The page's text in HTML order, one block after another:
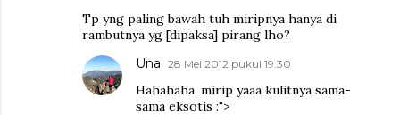
Tp yng paling bawah tuh miripnya hanya di
rambutnya yg [dipaksa] pirang lho?
Una 28 Mei 2012 pukul 19.30
Hahahaha, mirip yaaa kulitnya sama-
sama eksotis :">